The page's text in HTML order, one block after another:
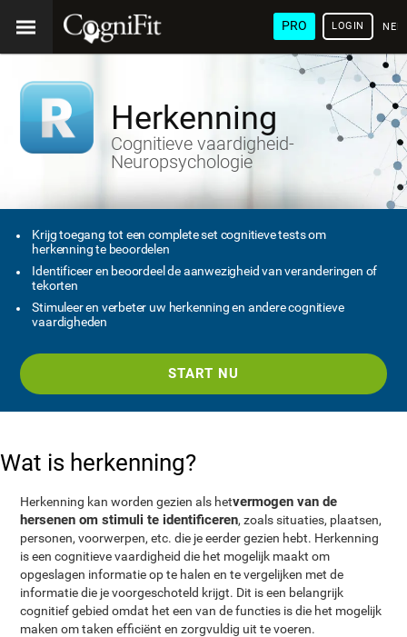
PRO LOGIN
Herkenning
Cognitieve vaardigheid-
Neuropsychologie
Krijg toegang tot een complete set cognitieve tests om
herkenning te beoordelen
Identificeer en beoordeel de aanwezigheid van veranderingen of
tekorten
Stimuleer en verbeter uw herkenning en andere cognitieve
vaardigheden
START NU
Wat is herkenning?
Herkenning kan worden gezien als hetvermogen van de
hersenen om stimuli te identificeren, zoals situaties, plaatsen,
personen, voorwerpen, etc. die je eerder gezien hebt. Herkenning
is een cognitieve vaardigheid die het mogelijk maakt om
opgeslagen informatie op te halen en te vergelijken met de
informatie die je voorgeschoteld krijgt. Dit is een belangrijk
cognitief gebied omdat het een van de functies is die het mogelijk
maken om taken efficiënt en zorgvuldig uit te voeren.